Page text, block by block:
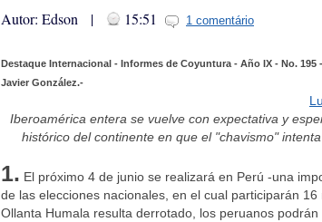
Autor: Edson | 15:51 1 comentário
Destaque Internacional - Informes de Coyuntura - Año IX - No.
Javier González.-
Iberoamérica entera se vuelve con expectativa y
histórico del continente en que el "chavismo"
1. El próximo 4 de junio se realizará en Perú -una
de las elecciones nacionales, en el cual participarán
Ollanta Humala resulta derrotado, los peruanos